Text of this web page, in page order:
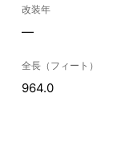
改装年
—
全長（フィート）
964.0